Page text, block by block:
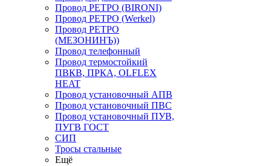
Провод РЕТРО (BIRONI)
Провод РЕТРО (Werkel)
Провод РЕТРО
(МЕЗОНИНЪ))
Провод телефонный
Провод термостойкий
ПВКВ, ПРКА, OLFLEX
HEAT
Провод установочный АПВ
Провод установочный ПВС
Провод установочный ПУВ,
ПУГВ ГОСТ
СИП
Тросы стальные
Ещё